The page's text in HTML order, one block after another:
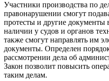
Участники производства по
правонарушении смогут
протесты и другие документы
наличии у судов и органов
также смогут направлять им
документы. Определен
рассмотрении дела об
Закон позволит повысить
таким делам.